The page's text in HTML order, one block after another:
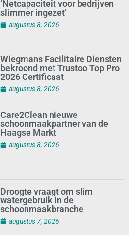
‘Netcapaciteit voor bedrijven
slimmer ingezet’
augustus 8, 2026
Wiegmans Facilitaire Diensten
bekroond met Trustoo Top Pro
2026 Certificaat
augustus 8, 2026
Care2Clean nieuwe
schoonmaakpartner van de
Haagse Markt
augustus 8, 2026
Droogte vraagt om slim
watergebruik in de
schoonmaakbranche
augustus 7, 2026